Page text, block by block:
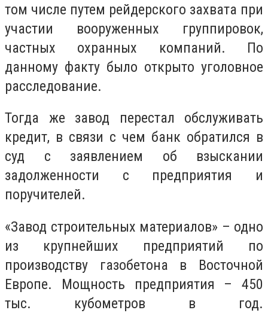
том числе путем рейдерского захвата при
участии вооруженных группировок,
частных охранных компаний. По
данному факту было открыто уголовное
расследование.
Тогда же завод перестал обслуживать
кредит, в связи с чем банк обратился в
суд с заявлением об взыскании
задолженности с предприятия и
поручителей.
«Завод строительных материалов» – одно
из крупнейших предприятий по
производству газобетона в Восточной
Европе. Мощность предприятия – 450
тыс. кубометров в год.